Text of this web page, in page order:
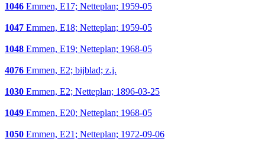
1046 Emmen, E17; Netteplan; 1959-05
1047 Emmen, E18; Netteplan; 1959-05
1048 Emmen, E19; Netteplan; 1968-05
4076 Emmen, E2; bijblad; z.j.
1030 Emmen, E2; Netteplan; 1896-03-25
1049 Emmen, E20; Netteplan; 1968-05
1050 Emmen, E21; Netteplan; 1972-09-06